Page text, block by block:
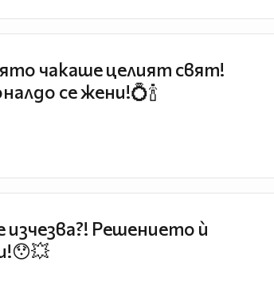
чакаше целият свят!
се жени!💍🍾
изчезва?! Решението ѝ